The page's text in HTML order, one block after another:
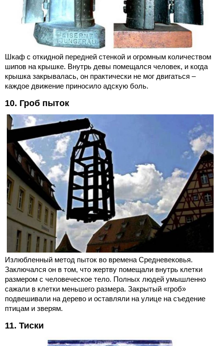
Шкаф с откидной передней стенкой и огромным количеством
шипов на крышке. Внутрь девы помещался человек, и когда
крышка закрывалась, он практически не мог двигаться –
каждое движение приносило адскую боль.
10. Гроб пыток
Излюбленный метод пыток во времена Средневековья.
Заключался он в том, что жертву помещали внутрь клетки
размером с человеческое тело. Полных людей умышленно
сажали в клетки меньшего размера. Закрытый «гроб»
подвешивали на дерево и оставляли на улице на съедение
птицам и зверям.
11. Тиски